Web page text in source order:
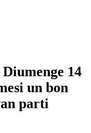
14
un bon
parti